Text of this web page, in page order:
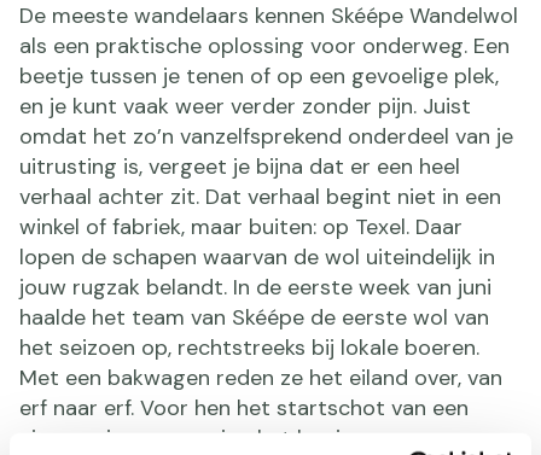
De meeste wandelaars kennen Skéépe Wandelwol
als een praktische oplossing voor onderweg. Een
beetje tussen je tenen of op een gevoelige plek,
en je kunt vaak weer verder zonder pijn. Juist
omdat het zo’n vanzelfsprekend onderdeel van je
uitrusting is, vergeet je bijna dat er een heel
verhaal achter zit. Dat verhaal begint niet in een
winkel of fabriek, maar buiten: op Texel. Daar
lopen de schapen waarvan de wol uiteindelijk in
jouw rugzak belandt. In de eerste week van juni
haalde het team van Skéépe de eerste wol van
het seizoen op, rechtstreeks bij lokale boeren.
Met een bakwagen reden ze het eiland over, van
erf naar erf. Voor hen het startschot van een
nieuw seizoen, voor jou het begin van